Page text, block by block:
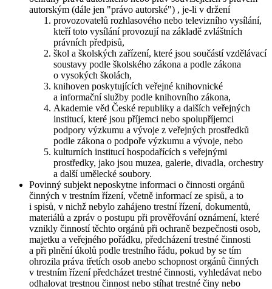
autorským (dále jen "právo autorské") , je-li v držení
provozovatelů rozhlasového nebo televizního vysílání,
kteří toto vysílání provozují na základě zvláštních
právních předpisů,
škol a školských zařízení, které jsou součástí vzdělávací
soustavy podle školského zákona a podle zákona
o vysokých školách,
knihoven poskytujících veřejné knihovnické
a informační služby podle knihovního zákona,
Akademie věd České republiky a dalších veřejných
institucí, které jsou příjemci nebo spolupříjemci
podpory výzkumu a vývoje z veřejných prostředků
podle zákona o podpoře výzkumu a vývoje, nebo
kulturních institucí hospodařících s veřejnými
prostředky, jako jsou muzea, galerie, divadla, orchestry
a další umělecké soubory.
Povinný subjekt neposkytne informaci o činnosti orgánů
činných v trestním řízení, včetně informací ze spisů, a to
i spisů, v nichž nebylo zahájeno trestní řízení, dokumentů,
materiálů a zpráv o postupu při prověřování oznámení, které
vznikly činností těchto orgánů při ochraně bezpečnosti osob,
majetku a veřejného pořádku, předcházení trestné činnosti
a při plnění úkolů podle trestního řádu, pokud by se tím
ohrozila práva třetích osob anebo schopnost orgánů činných
v trestním řízení předcházet trestné činnosti, vyhledávat nebo
odhalovat trestnou činnost nebo stíhat trestné činy nebo